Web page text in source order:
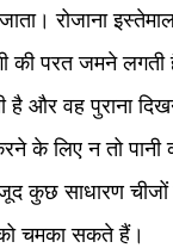
जाता। रोजाना
परत जमने लगती
है और वह पुराना
के लिए न तो
कुछ साधारण
चमका सकते हैं।